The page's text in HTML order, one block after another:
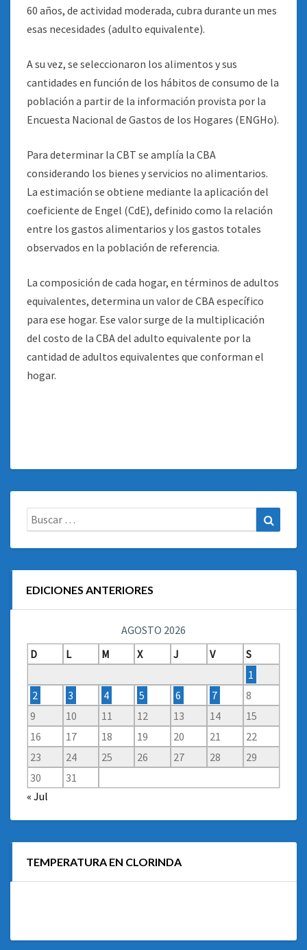
60 años, de actividad moderada, cubra durante un mes
esas necesidades (adulto equivalente).
A su vez, se seleccionaron los alimentos y sus
cantidades en función de los hábitos de consumo de la
población a partir de la información provista por la
Encuesta Nacional de Gastos de los Hogares (ENGHo).
Para determinar la CBT se amplía la CBA
considerando los bienes y servicios no alimentarios.
La estimación se obtiene mediante la aplicación del
coeficiente de Engel (CdE), definido como la relación
entre los gastos alimentarios y los gastos totales
observados en la población de referencia.
La composición de cada hogar, en términos de adultos
equivalentes, determina un valor de CBA específico
para ese hogar. Ese valor surge de la multiplicación
del costo de la CBA del adulto equivalente por la
cantidad de adultos equivalentes que conforman el
hogar.
Buscar:
EDICIONES ANTERIORES
AGOSTO 2026
D
L M X J V
S
1
2
3 4 5 6 7
8
9
10 11 12 13 14
15
16
17 18 19 20 21
22
23
24 25 26 27 28
29
30
31
« Jul
TEMPERATURA EN CLORINDA